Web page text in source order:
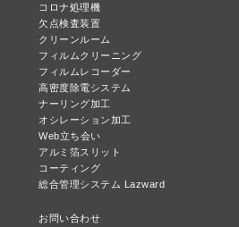
コロナ処理機
欠点検査装置
クリーンルーム
フィルムクリーニング
フィルムレコーダー
高密度除電システム
ナーリング加工
オシレーション加工
Web立ち会い
アルミ箔スリット
コーティング
総合管理システム Lazward
お問い合わせ